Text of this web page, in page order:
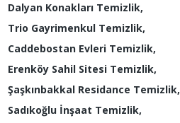
Dalyan Konakları Temizlik,
Trio Gayrimenkul Temizlik,
Caddebostan Evleri Temizlik,
Erenköy Sahil Sitesi Temizlik,
Şaşkınbakkal Residance Temizlik,
Sadıkoğlu İnşaat Temizlik,